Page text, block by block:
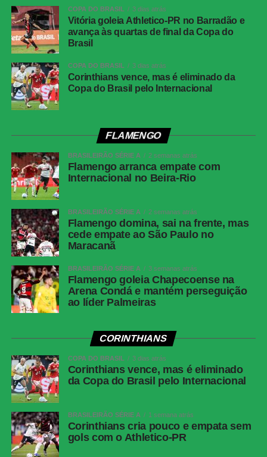
COPA DO BRASIL 3 dias atrás
Vitória goleia Athletico-PR no Barradão e
avança às quartas de final da Copa do
Brasil
COPA DO BRASIL 3 dias atrás
Corinthians vence, mas é eliminado da
Copa do Brasil pelo Internacional
FLAMENGO
BRASILEIRÃO SÉRIE A 2 semanas atrás
Flamengo arranca empate com
Internacional no Beira-Rio
BRASILEIRÃO SÉRIE A 2 semanas atrás
Flamengo domina, sai na frente, mas
cede empate ao São Paulo no
Maracanã
BRASILEIRÃO SÉRIE A 3 semanas atrás
Flamengo goleia Chapecoense na
Arena Condá e mantém perseguição
ao líder Palmeiras
CORINTHIANS
COPA DO BRASIL 3 dias atrás
Corinthians vence, mas é eliminado
da Copa do Brasil pelo Internacional
BRASILEIRÃO SÉRIE A 1 semana atrás
Corinthians cria pouco e empata sem
gols com o Athletico-PR